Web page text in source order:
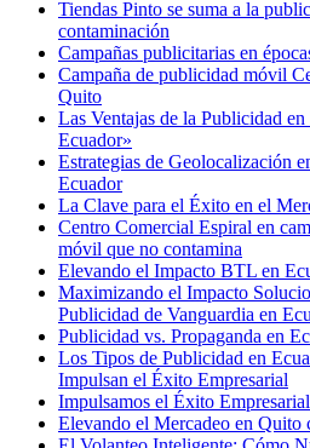
Tiendas Pinto se suma a la
contaminación
Campañas publicitarias en
Campaña de publicidad móvil
Quito
Las Ventajas de la Publicidad
Ecuador»
Estrategias de Geolocalización
Ecuador
La Clave para el Éxito en el
Centro Comercial Espiral en
móvil que no contamina
Elevando el Impacto BTL en
Maximizando el Impacto
Publicidad de Vanguardia en
Publicidad vs. Propaganda en
Los Tipos de Publicidad en
Impulsan el Éxito Empresarial
Impulsamos el Éxito
Elevando el Mercadeo en Quito